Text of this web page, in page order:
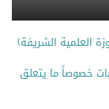
العلمية الشريفة)
خصوصاً ما يتعلق